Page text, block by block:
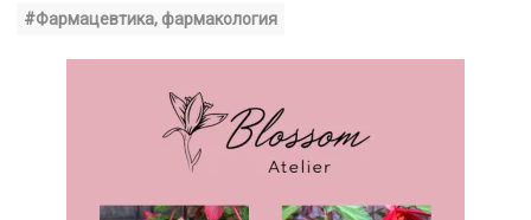
#Фармацевтика, фармакология